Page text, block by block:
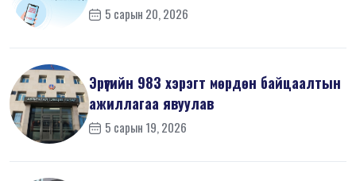
5 сарын 20, 2026
Эрүүгийн 983 хэрэгт мөрдөн байцаалтын
ажиллагаа явуулав
5 сарын 19, 2026